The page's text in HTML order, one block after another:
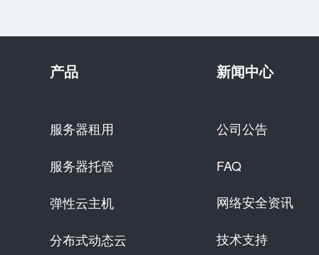
产品
服务器租用
服务器托管
弹性云主机
分布式动态云
新闻中心
公司公告
FAQ
网络安全资讯
技术支持